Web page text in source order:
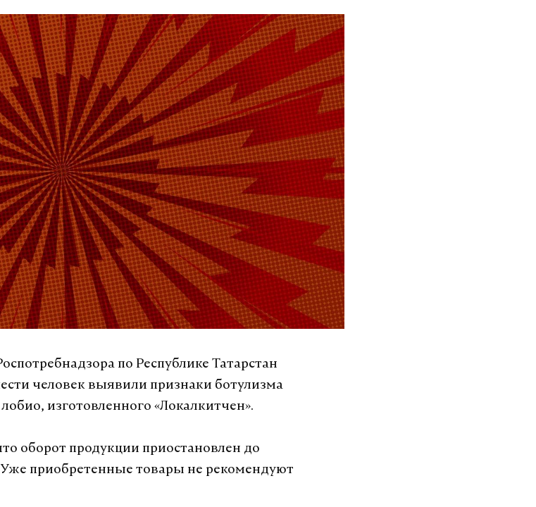
по Республике Татарстан
человек выявили признаки ботулизма
изготовленного «Локалкитчен».
оборот продукции приостановлен до
приобретенные товары не рекомендуют